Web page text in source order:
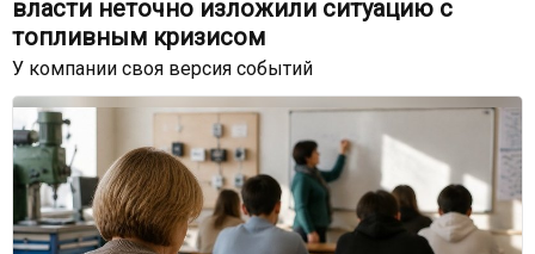
власти неточно изложили ситуацию с
топливным кризисом
У компании своя версия событий